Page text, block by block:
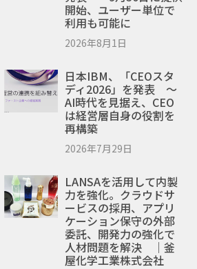
開始、ユーザー単位で
利用も可能に
2026年8月1日
日本IBM、「CEOスタ
ディ2026」を発表 ～
AI時代を見据え、CEO
は経営層自身の役割を
再構築
2026年7月29日
LANSAを活用して内製
力を強化。クラウドサ
ービスの採用、アプリ
ケーション保守の外部
委託、開発力の強化で
人材問題を解決 ｜釜
屋化学工業株式会社